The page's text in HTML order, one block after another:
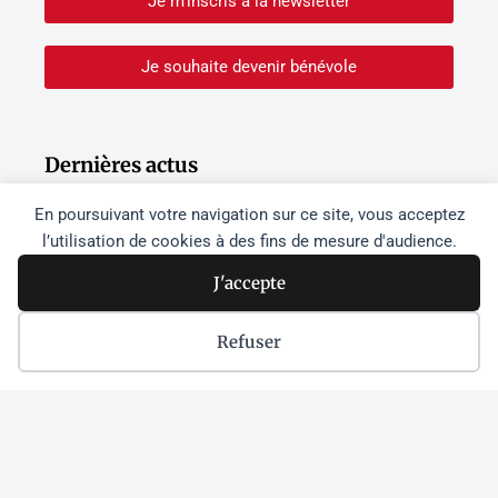
En poursuivant votre navigation sur ce site, vous acceptez
l’utilisation de cookies à des fins de mesure d'audience.
J'accepte
Refuser
Je souhaite devenir bénévole
Dernières actus
Israël s’empare « morceau par
morceau » des sites patrimoniaux de
Cisjordanie
Lire la suite »
dissensions et effritement du